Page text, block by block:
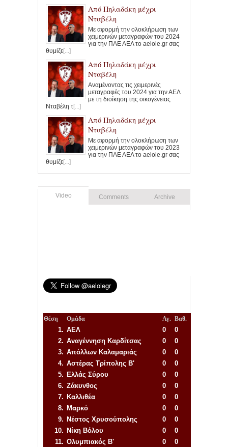
Από Πηλαδάκη μέχρι
Νταβέλη
Με αφορμή την ολοκλήρωση των
χειμερινών μεταγραφών του 2024
για την ΠΑΕ ΑΕΛ το aelole.gr σας
θυμίζε[...]
Από Πηλαδάκη μέχρι
Νταβέλη
Αναμένοντας τις χειμερινές
μεταγραφές του 2024 για την ΑΕΛ
με τη διοίκηση της οικογένειας
Νταβέλη τ[...]
Από Πηλαδάκη μέχρι
Νταβέλη
Με αφορμή την ολοκλήρωση των
χειμερινών μεταγραφών του 2023
για την ΠΑΕ ΑΕΛ το aelole.gr σας
θυμίζε[...]
Video Comments Archive
Θέση Ομάδα Αγ. Βαθ.
1. ΑΕΛ 0
0
2. Αναγέννηση Καρδίτσας 0
0
3. Απόλλων Καλαμαριάς 0
0
4. Αστέρας Τρίπολης Β' 0
0
5. Ελλάς Σύρου 0
0
6. Ζάκυνθος 0
0
7. Καλλιθέα 0
0
8. Μαρκό 0
0
9. Νέστος Χρυσούπολης 0
0
10. Νίκη Βόλου 0
0
11. Ολυμπιακός Β' 0
0